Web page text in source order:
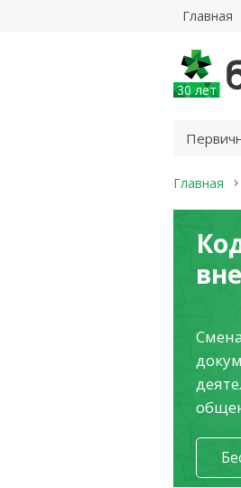
Главная
30 лет
Главная